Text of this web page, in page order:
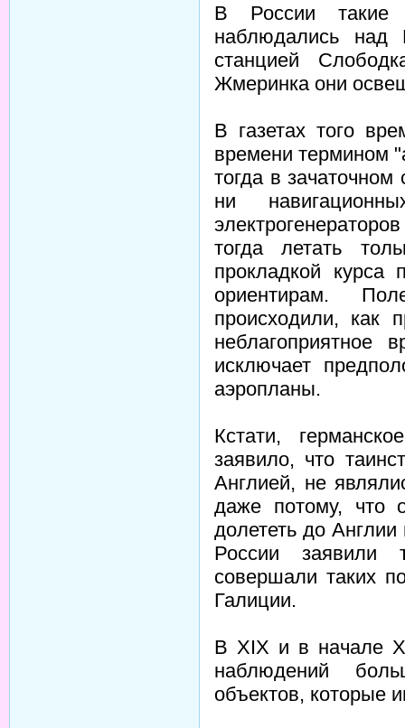
В России такие
наблюдались над
станцией
Жмеринка они
В газетах того
времени термином
тогда в
ни
тогда летать
прокладкой
ориентирам.
происходили,
неблагоприятное
исключает
аэропланы.
Кстати,
заявило, что
Англией, не
даже потому, что
долететь до
России заявили
совершали таких
Галиции.
В XIX и в начале
наблюдений
объектов, которые